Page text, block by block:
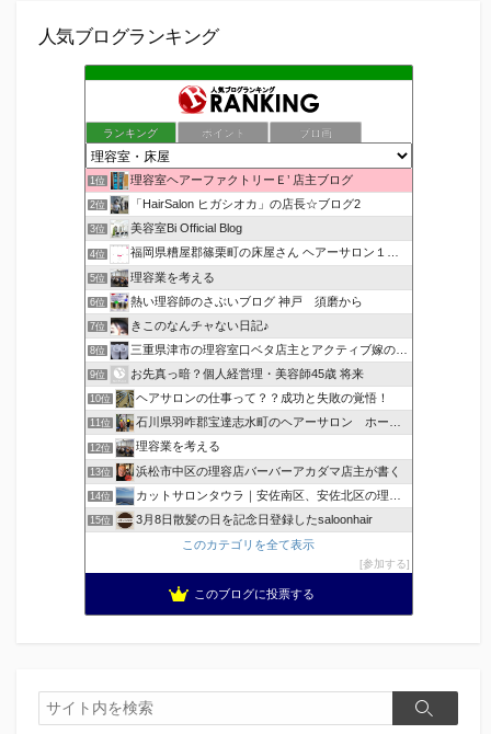
人気ブログランキング
ランキング ポイント ブロ画
1位 理容室ヘアーファクトリーＥ’ 店主ブログ
2位 「HairSalon ヒガシオカ」の店長☆ブログ2
3位 美容室Bi Official Blog
4位 福岡県糟屋郡篠栗町の床屋さん ヘアーサロン１２３公式ブログ
5位 理容業を考える
6位 熱い理容師のさぶいブログ 神戸 須磨から
7位 きこのなんチャない日記♪
8位 三重県津市の理容室口ベタ店主とアクティブ嫁のblog
9位 お先真っ暗？個人経営理・美容師45歳 将来
10位 ヘアサロンの仕事って？？成功と失敗の覚悟！
11位 石川県羽咋郡宝達志水町のヘアーサロン ホープヘアーズ
12位 理容業を考える
13位 浜松市中区の理容店バーバーアカダマ店主が書く
14位 カットサロンタウラ｜安佐南区、安佐北区の理美容院
15位
3月8日散髪の日を記念日登録したsaloonhair
このカテゴリを全て表示
参加する
このブログに投票する
検
索
検